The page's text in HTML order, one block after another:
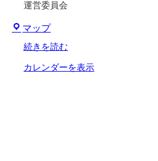
運営委員会
マップ株
式
会
社
オ
レ
続きを読む
カレンダーを表示